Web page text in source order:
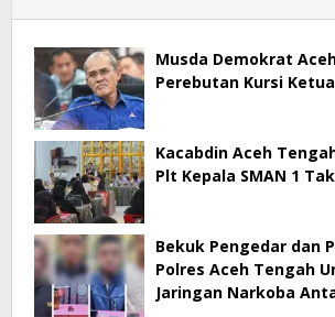
Musda Demokrat
Perebutan Kursi
Kacabdin Aceh
Plt Kepala SMAN 1
Bekuk Pengedar dan
Polres Aceh Tengah
Jaringan Narkoba